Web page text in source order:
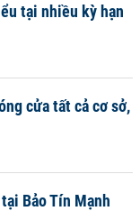
tại nhiều kỳ hạn
cửa tất cả cơ sở,
Bảo Tín Mạnh